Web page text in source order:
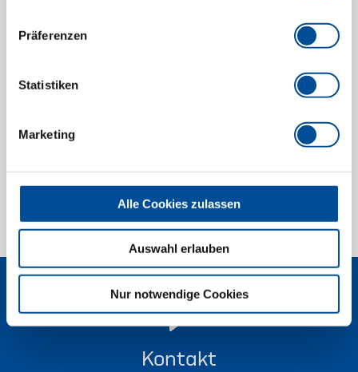
Präferenzen
Statistiken
Marketing
Alle Cookies zulassen
Auswahl erlauben
Nur notwendige Cookies
1 von 1
Kontakt